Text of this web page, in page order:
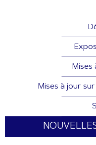
Mises
Mises à jour